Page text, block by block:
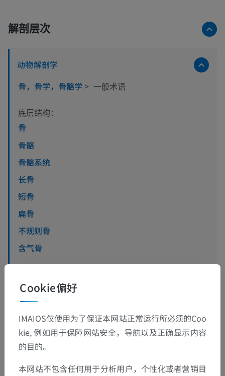
解剖层次
动物解剖学
骨，骨学，骨骼学 > 一般术语
底层结构：
骨
骨骼
骨骼系统
长骨
短骨
扁骨
不规则骨
含气骨
翻译
Cookie偏好
IMAIOS仅使用为了保证本网站正常运行所必须的Coo
kie, 例如用于保障网站安全，导航以及正确显示内容
的目的。
本网站不包含任何用于分析用户，个性化或者营销目